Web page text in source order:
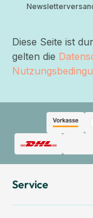
Diese Seite ist
gelten die
Service